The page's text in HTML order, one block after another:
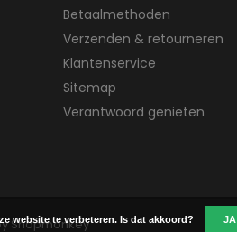
Betaalmethoden
Verzenden & retourneren
Klantenservice
Sitemap
Verantwoord genieten
Shopmonkey
website te verbeteren. Is dat akkoord? JA